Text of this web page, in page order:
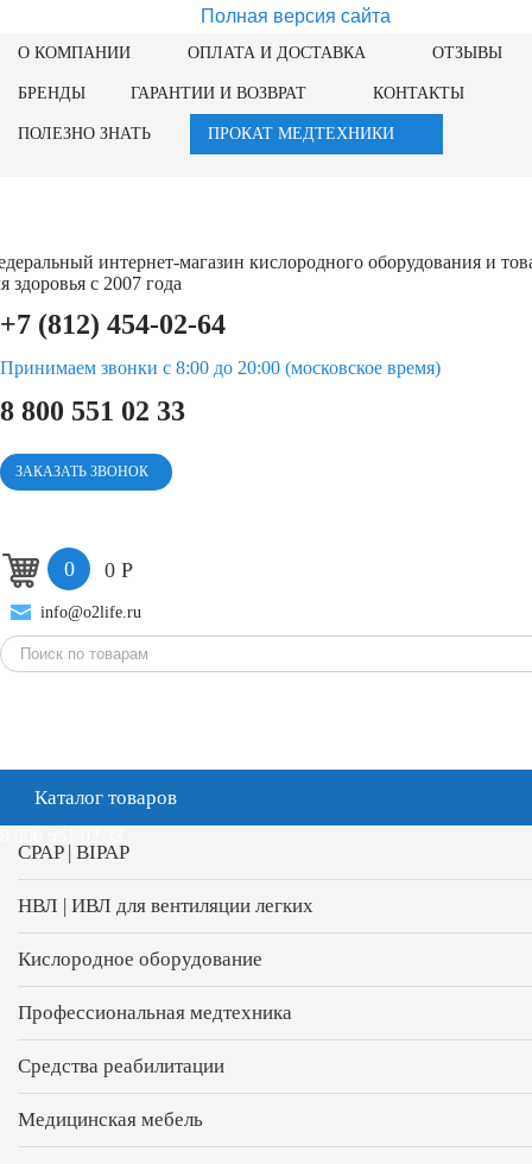
Полная версия сайта
О КОМПАНИИ ОПЛАТА И ДОСТАВКА ОТЗЫВЫ
БРЕНДЫ ГАРАНТИИ И ВОЗВРАТ КОНТАКТЫ
ПОЛЕЗНО ЗНАТЬ ПРОКАТ МЕДТЕХНИКИ
интернет-магазин кислородного оборудования и
здоровья с 2007 года
+7 (812) 454-02-64
Принимаем звонки с 8:00 до 20:00 (московское время)
8 800 551 02 33
ЗАКАЗАТЬ ЗВОНОК
0 0 Р
info@o2life.ru
Каталог товаров
CPAP | BIPAP
НВЛ | ИВЛ для вентиляции легких
Кислородное оборудование
Профессиональная медтехника
Средства реабилитации
Медицинская мебель